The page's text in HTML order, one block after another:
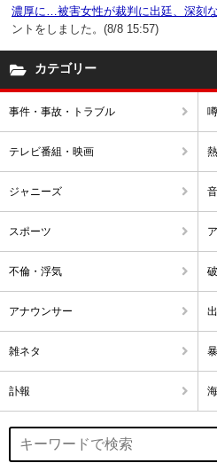
濃厚に…被害女性が裁判に出廷、深刻
ントをしました。(8/8 15:57)
カテゴリー
事件・事故・トラブル
テレビ番組・映画
ジャニーズ
スポーツ
不倫・浮気
アナウンサー
雑ネタ
訃報